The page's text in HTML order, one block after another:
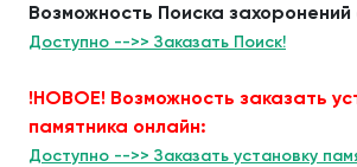
Возможность Поиска захоронений
Доступно -->> Заказать Поиск!
!НОВОЕ! Возможность заказать
памятника онлайн:
Доступно -->> Заказать установку